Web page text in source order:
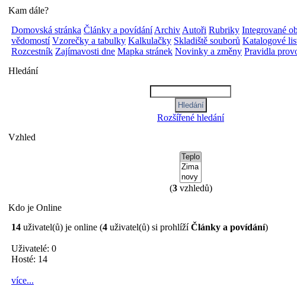
Kam dále?
Domovská stránka Články a povídání Archiv Autoři Rubriky Integrované
vědomostí Vzorečky a tabulky Kalkulačky Skladiště souborů Katalogové
Rozcestník Zajímavosti dne Mapka stránek Novinky a změny Pravidla
Hledání
Rozšířené hledání
Vzhled
(3vzhledů)
Kdo je Online
14 uživatel(ů) je online (4 uživatel(ů) si prohlížíČlánky a povídání)
Uživatelé: 0
Hosté: 14
více...